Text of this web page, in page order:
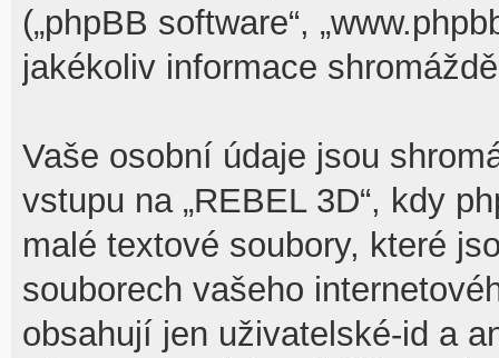
(„phpBB software“,
jakékoliv informace
Vaše osobní údaje jsou
vstupu na „REBEL 3D“, kdy
malé textové soubory, které
souborech vašeho
obsahují jen uživatelské-id a